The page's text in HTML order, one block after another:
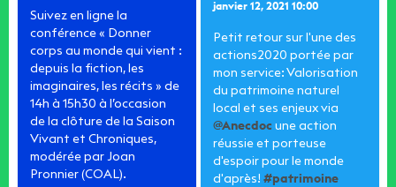
Suivez en ligne la
conférence « Donner
corps au monde qui vient :
depuis la fiction, les
imaginaires, les récits » de
14h à 15h30 à l’occasion
de la clôture de la Saison
Vivant et Chroniques,
modérée par Joan
Pronnier (COAL).
janvier 12, 2021 10:00
Petit retour sur l'une des
actions2020 portée par
mon service: Valorisation
du patrimoine naturel
local et ses enjeux via
@Anecdoc une action
réussie et porteuse
d'espoir pour le monde
d'après!#patrimoine